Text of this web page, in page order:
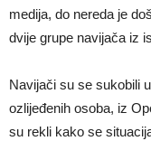
medija, do nereda je
dvije grupe navijača iz
Navijači su se sukobili
ozlijeđenih osoba, iz
su rekli kako se